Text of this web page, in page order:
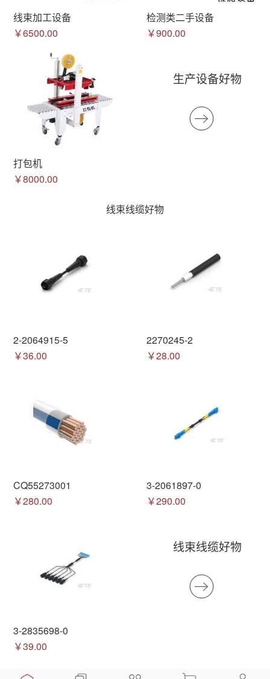
线束加工设备
￥6500.00
检测类二手设备
￥900.00
打包机
￥8000.00
生产设备好物
线束线缆好物
2-2064915-5
￥36.00
2270245-2
￥28.00
CQ55273001
￥280.00
3-2061897-0
￥290.00
3-2835698-0
￥39.00
线束线缆好物